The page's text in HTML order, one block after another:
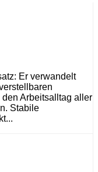
Er verwandelt
Arbeitsalltag aller
Stabile